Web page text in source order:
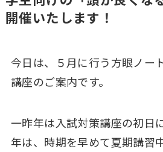
開催いたします！
今日は、５月に行う方眼ノー
講座のご案内です。
一昨年は入試対策講座の初日
年は、時期を早めて夏期講習